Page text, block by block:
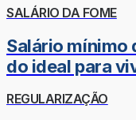
SALÁRIO DA FOME
Salário mínimo
do ideal para
REGULARIZAÇÃO